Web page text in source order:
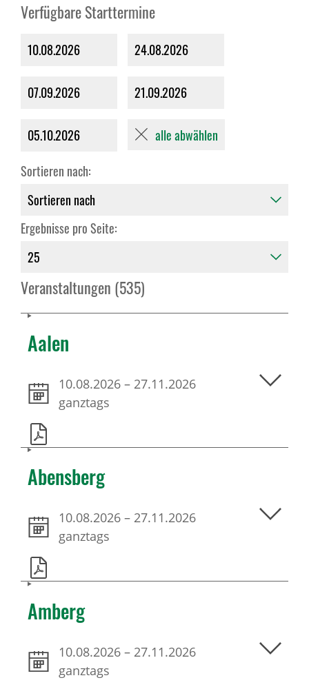
Verfügbare Starttermine
10.08.2026 24.08.2026
07.09.2026 21.09.2026
05.10.2026 alle abwählen
Sortieren nach:
Ergebnisse pro Seite:
Veranstaltungen (535)
Aalen
10.08.2026 – 27.11.2026
ganztags
Abensberg
10.08.2026 – 27.11.2026
ganztags
Amberg
10.08.2026 – 27.11.2026
ganztags